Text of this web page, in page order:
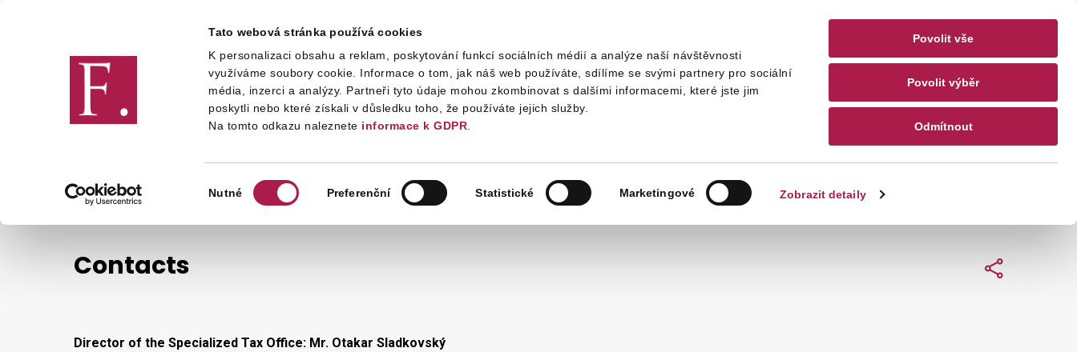
Tato webová stránka používá cookies
K personalizaci obsahu a reklam, poskytování funkcí sociálních médií a analýze naší návštěvnosti
využíváme soubory cookie. Informace o tom, jak náš web používáte, sdílíme se svými partnery pro sociální
média, inzerci a analýzy. Partneři tyto údaje mohou zkombinovat s dalšími informacemi, které jste jim
poskytli nebo které získali v důsledku toho, že používáte jejich služby.
Na tomto odkazu naleznete informace k GDPR.
souhlasu
Nutné Preferenční Statistické Marketingové Zobrazit detaily
Povolit vše
Povolit výběr
Odmítnout
Financial Administration Taxes International Tax Affairs Contacts CZ EN
Contacts Sdílet
Director of the Specialized Tax Office: Mr. Otakar Sladkovský